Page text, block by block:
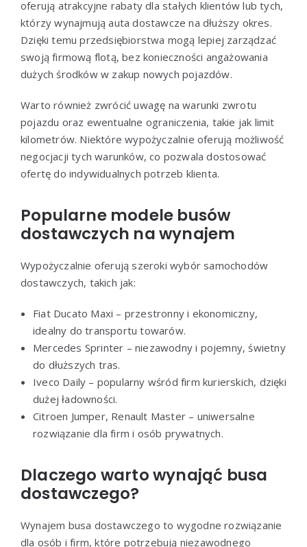
oferują atrakcyjne rabaty dla stałych klientów lub tych,
którzy wynajmują auta dostawcze na dłuższy okres.
Dzięki temu przedsiębiorstwa mogą lepiej zarządzać
swoją firmową flotą, bez konieczności angażowania
dużych środków w zakup nowych pojazdów.
Warto również zwrócić uwagę na warunki zwrotu
pojazdu oraz ewentualne ograniczenia, takie jak limit
kilometrów. Niektóre wypożyczalnie oferują możliwość
negocjacji tych warunków, co pozwala dostosować
ofertę do indywidualnych potrzeb klienta.
Popularne modele busów
dostawczych na wynajem
Wypożyczalnie oferują szeroki wybór samochodów
dostawczych, takich jak:
Fiat Ducato Maxi – przestronny i ekonomiczny,
idealny do transportu towarów.
Mercedes Sprinter – niezawodny i pojemny, świetny
do dłuższych tras.
Iveco Daily – popularny wśród firm kurierskich, dzięki
dużej ładowności.
Citroen Jumper, Renault Master – uniwersalne
rozwiązanie dla firm i osób prywatnych.
Dlaczego warto wynająć busa
dostawczego?
Wynajem busa dostawczego to wygodne rozwiązanie
dla osób i firm, które potrzebują niezawodnego